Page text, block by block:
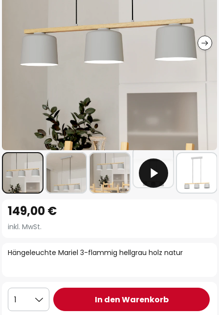
Anfang
der
springen
Hängeleuchte Mariel 3-flammig hellgrau holz natur
149,00 €
inkl. MwSt.
1 In den Warenkorb